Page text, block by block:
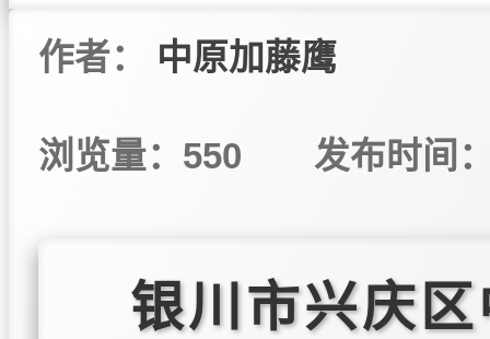
作者： 中原加藤鹰
浏览量：550 发布时间
银川市兴庆